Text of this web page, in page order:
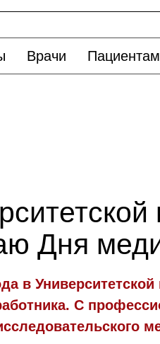
Врачи Пациентам
Дня
в
С